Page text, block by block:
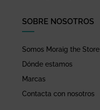
SOBRE NOSOTROS
Somos Moraig the Store
Dónde estamos
Marcas
Contacta con nosotros